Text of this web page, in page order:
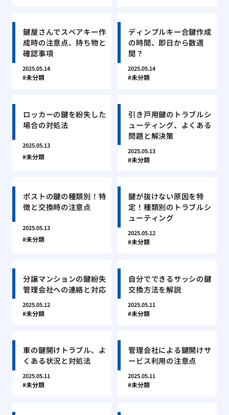
鍵屋さんでスペアキー作
成時の注意点、持ち物と
確認事項
2025.05.14
未分類
ディンプルキー合鍵作成
の時間、即日から数週
間？
2025.05.14
未分類
ロッカーの鍵を紛失した
場合の対処法
2025.05.13
未分類
引き戸用鍵のトラブルシ
ューティング、よくある
問題と解決策
2025.05.13
未分類
ポストの鍵の種類別！特
徴と交換時の注意点
2025.05.13
未分類
鍵が抜けない原因を特
定！種類別のトラブルシ
ューティング
2025.05.12
未分類
分譲マンションの鍵紛失
管理会社への連絡と対応
2025.05.12
未分類
自分でできるサッシの鍵
交換方法を解説
2025.05.11
未分類
車の鍵開けトラブル、よ
くある状況と対処法
2025.05.11
未分類
管理会社による鍵開けサ
ービス利用の注意点
2025.05.11
未分類